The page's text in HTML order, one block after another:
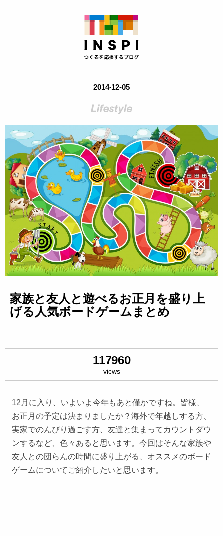
2014-12-05
家族と友人と遊べるお正月を盛り上
げる人気ボードゲームまとめ
117960
views
12月に入り、いよいよ今年もあと僅かですね。皆様、
お正月の予定は決まりましたか？海外で年越しする方、
実家でのんびり過ごす方、友達と集まってカウントダウ
ンするなど、色々あると思います。今回はそんな家族や
友人との団らんの時間に盛り上がる、オススメのボード
ゲームについてご紹介したいと思います。